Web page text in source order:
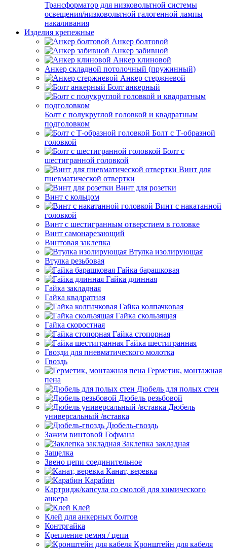
Трансформатор для низковольтной системы
освещения/низковольтной галогенной лампы
накаливания
Изделия крепежные
Анкер болтовой
Анкер забивной
Анкер клиновой
Анкер складной потолочный (пружинный)
Анкер стержневой
Болт анкерный
Болт с полукруглой головкой и квадратным
подголовком
Болт с Т-образной
головкой
Болт с
шестигранной головкой
Винт для
пневматической отвертки
Винт для розетки
Винт с кольцом
Винт с накатанной
головкой
Винт с шестигранным отверстием в головке
Винт самонарезающий
Винтовая заклепка
Втулка изолирующая
Втулка резьбовая
Гайка барашковая
Гайка длинная
Гайка закладная
Гайка квадратная
Гайка колпачковая
Гайка скользящая
Гайка скоростная
Гайка стопорная
Гайка шестигранная
Гвозди для пневматического молотка
Гвоздь
Герметик, монтажная
пена
Дюбель для полых стен
Дюбель резьбовой
Дюбель
универсальный /вставка
Дюбель-гвоздь
Зажим винтовой Гофмана
Заклепка закладная
Защелка
Звено цепи соединительное
Канат, веревка
Карабин
Картридж/капсула со смолой для химического
анкера
Клей
Клей для анкерных болтов
Контргайка
Крепление ремня / цепи
Кронштейн для кабеля